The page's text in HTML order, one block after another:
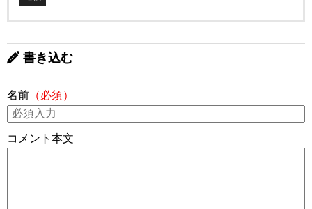
書き込む
名前 （必須）
コメント本文